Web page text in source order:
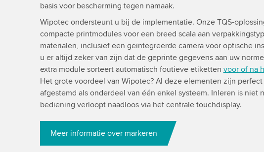
basis voor bescherming tegen namaak.
Wipotec ondersteunt u bij de implementatie. Onze TQS-
compacte printmodules voor een breed scala aan
materialen, inclusief een geïntegreerde camera voor optische
u er altijd zeker van zijn dat de geprinte gegevens aan uw
extra module sorteert automatisch foutieve etiketten voor of na
Het grote voordeel van Wipotec? Al deze elementen zijn perfect
afgestemd als onderdeel van één enkel systeem. Inleren is niet
bediening verloopt naadloos via het centrale touchdisplay.
Meer informatie over markeren